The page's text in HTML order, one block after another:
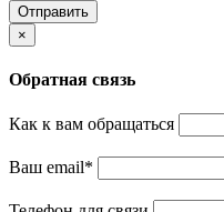
Отправить
×
Обратная связь
Как к вам обращаться
Ваш email*